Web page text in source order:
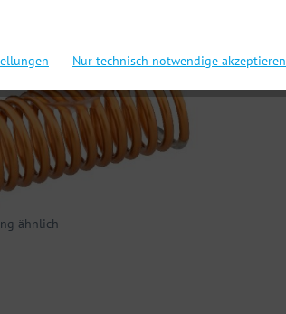
ähnlich
Nur technisch notwendige akzeptieren